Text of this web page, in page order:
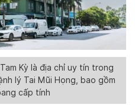
Kỳ là địa chỉ uy tín trong
lý Tai Mũi Họng, bao gồm
cấp tính